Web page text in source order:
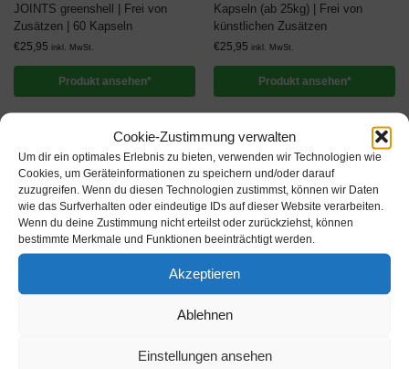
Cookie-Zustimmung verwalten
Um dir ein optimales Erlebnis zu bieten, verwenden wir Technologien wie
Cookies, um Geräteinformationen zu speichern und/oder darauf
zuzugreifen. Wenn du diesen Technologien zustimmst, können wir Daten
wie das Surfverhalten oder eindeutige IDs auf dieser Website verarbeiten.
Wenn du deine Zustimmung nicht erteilst oder zurückziehst, können
bestimmte Merkmale und Funktionen beeinträchtigt werden.
Akzeptieren
Ablehnen
Einstellungen ansehen
JOINTS greenshell | Frei von
Zusätzen | 60 Kapseln
€25,95 inkl. MwSt.
Produkt ansehen*
Kapseln (ab 25kg) | Frei von
künstlichen Zusätzen
€25,95 inkl. MwSt.
Produkt ansehen*
1 2 3 4 … 425 426 427
Australian Shepherd 1 echt
überzeugender Hund
Der Australian Shepherd ist eine Rasse, welche seit 2006